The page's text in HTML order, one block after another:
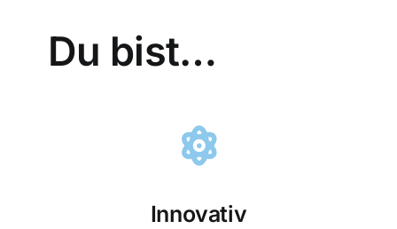
Du bist…
Innovativ